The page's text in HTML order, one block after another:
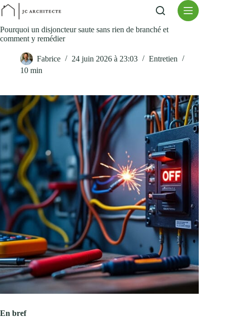
Passer
contenu
Pourquoi un disjoncteur saute sans rien de branché et
comment y remédier
Fabrice 24 juin 2026 à 23:03
Entretien
10 min
En bref